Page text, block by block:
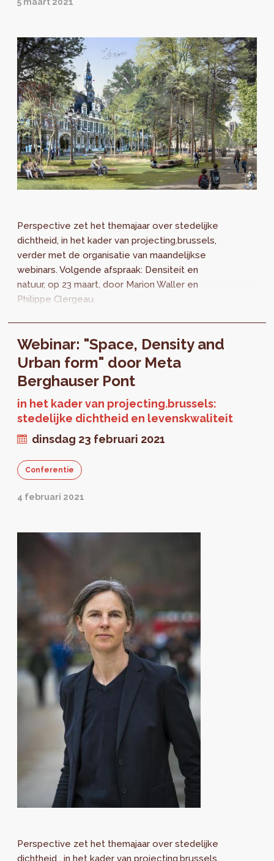
5 maart 2021
Perspective zet het themajaar over stedelijke
dichtheid, in het kader van projecting.brussels,
verder met de organisatie van maandelijkse
webinars. Volgende afspraak: Densiteit en
natuur, op 23 maart, door Marion Waller en
Philippe Clergeau.
Webinar: "Space, Density and
Urban form" door Meta
Berghauser Pont
in het kader van projecting.brussels:
stedelijke dichtheid en levenskwaliteit
dinsdag 23 februari 2021
Conferentie
4 februari 2021
Perspective zet het themajaar over stedelijke
dichtheid , in het kader van projecting.brussels,